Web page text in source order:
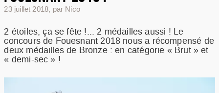
RECETTES
RESSOURCES
FAQ
COMMANDER
23 juillet 2018, par Nico
2 étoiles, ça se fête !... 2 médailles aussi ! Le
concours de Fouesnant 2018 nous a récompensé de
deux médailles de Bronze : en catégorie « Brut » et
« demi-sec » !